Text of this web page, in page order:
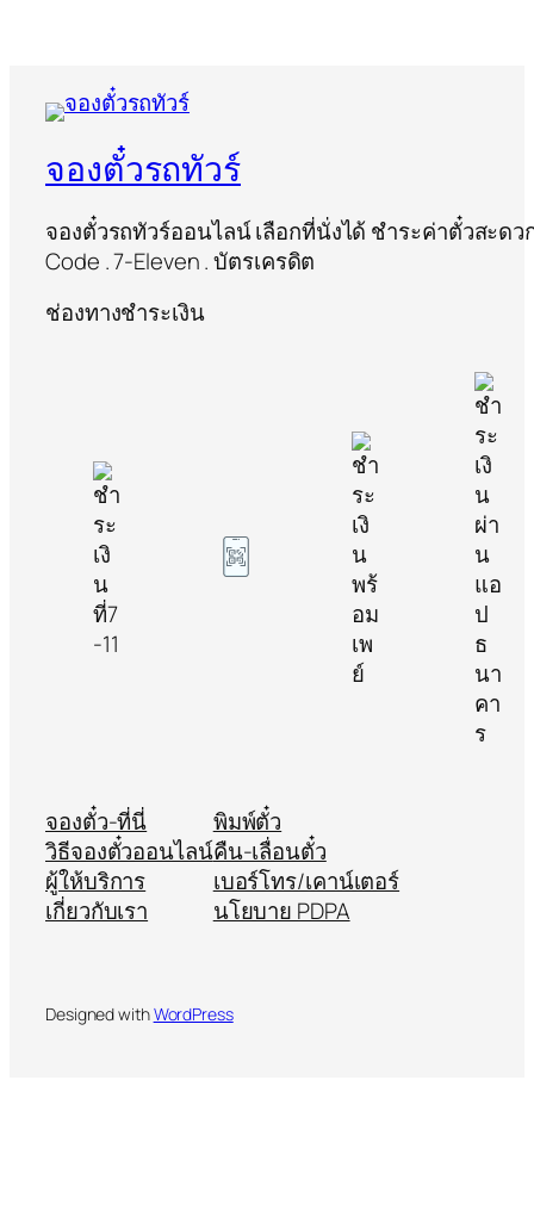
จองตั๋วรถทัวร์
จองตั๋วรถทัวร์ออนไลน์ เลือกที่นั่งได้ ชำระค่าตั๋วสะดว
Code . 7-Eleven . บัตรเครดิต
ช่องทางชำระเงิน
จองตั๋ว-ที่นี่
วิธีจองตั๋วออนไลน์
ผู้ให้บริการ
เกี่ยวกับเรา
พิมพ์ตั๋ว
คืน-เลื่อนตั๋ว
เบอร์โทร/เคาน์เตอร์
นโยบาย PDPA
Designed withWordPress